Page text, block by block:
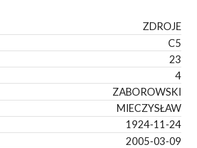
ZDROJE
C5
23
4
ZABOROWSKI
MIECZYSŁAW
1924-11-24
2005-03-09